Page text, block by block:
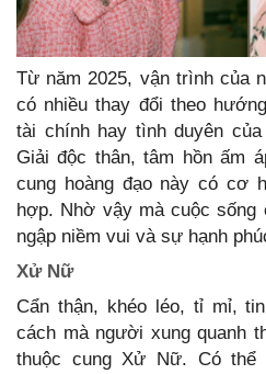
Từ năm 2025, vận trình của
có nhiều thay đổi theo
tài chính hay tình duyên
Giải độc thân, tâm hồn ấm
cung hoàng đạo này có cơ
hợp. Nhờ vậy mà cuộc sống
ngập niềm vui và sự hạnh
Xử Nữ
Cẩn thận, khéo léo, tỉ mỉ,
cách mà người xung quanh
thuộc cung Xử Nữ. Có